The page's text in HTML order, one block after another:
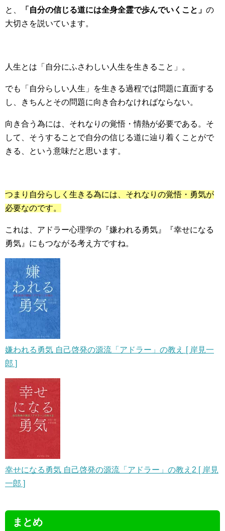
と、 「自分の信じる道には全身全霊で歩んでいくこと」 の
大切さを説いています。
人生とは「自分にふさわしい人生を生きること」。
でも「自分らしい人生」を生きる過程では問題に直面する
し、きちんとその問題に向き合わなければならない。
向き合う為には、それなりの覚悟・情熱が必要である。そ
して、そうすることで自分の信じる道に辿り着くことがで
きる、という意味だと思います。
つまり自分らしく生きる為には、それなりの覚悟・勇気が
必要なのです。
これは、アドラー心理学の『嫌われる勇気』『幸せになる
勇気』にもつながる考え方ですね。
嫌われる勇気 自己啓発の源流「アドラー」の教え [ 岸見一
郎 ]
幸せになる勇気 自己啓発の源流「アドラー」の教え2 [ 岸見
一郎 ]
まとめ